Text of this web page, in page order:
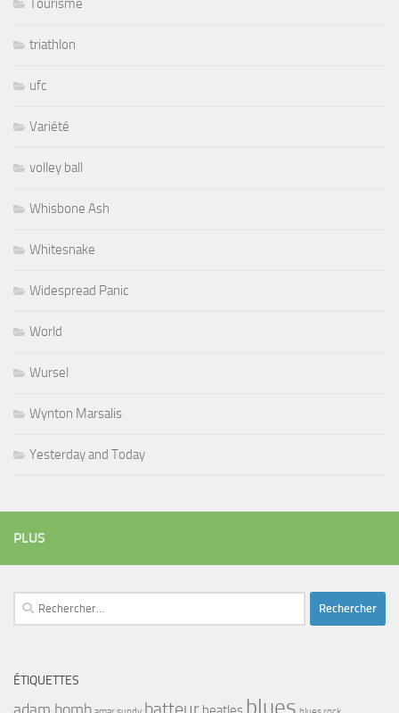
Tourisme
triathlon
ufc
Variété
volley ball
Whisbone Ash
Whitesnake
Widespread Panic
World
Wursel
Wynton Marsalis
Yesterday and Today
PLUS
Rechercher :
ÉTIQUETTES
batteur blues